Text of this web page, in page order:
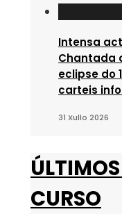
Intensa
Chantada
eclipse do
carteis
31 Xullo 2026
CURSO